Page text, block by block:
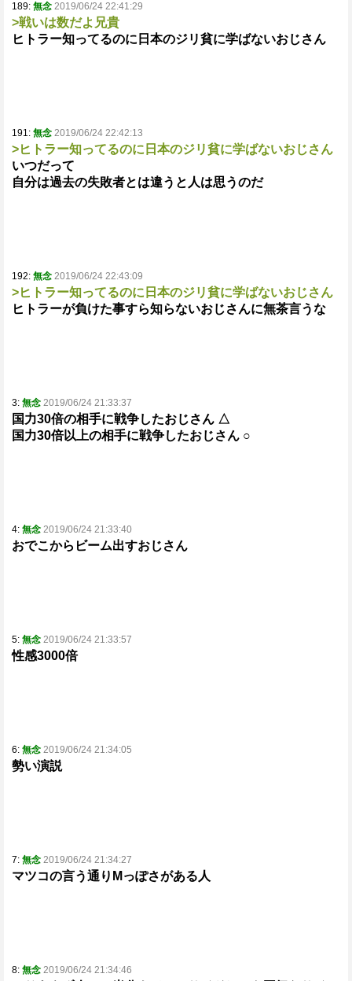
189: 無念 2019/06/24 22:41:29
>戦いは数だよ兄貴
ヒトラー知ってるのに日本のジリ貧に学ばないおじさん
191: 無念 2019/06/24 22:42:13
>ヒトラー知ってるのに日本のジリ貧に学ばないおじさん
いつだって
自分は過去の失敗者とは違うと人は思うのだ
192: 無念 2019/06/24 22:43:09
>ヒトラー知ってるのに日本のジリ貧に学ばないおじさん
ヒトラーが負けた事すら知らないおじさんに無茶言うな
3: 無念 2019/06/24 21:33:37
国力30倍の相手に戦争したおじさん △
国力30倍以上の相手に戦争したおじさん ○
4: 無念 2019/06/24 21:33:40
おでこからビーム出すおじさん
5: 無念 2019/06/24 21:33:57
性感3000倍
6: 無念 2019/06/24 21:34:05
勢い演説
7: 無念 2019/06/24 21:34:27
マツコの言う通りMっぽさがある人
8: 無念 2019/06/24 21:34:46